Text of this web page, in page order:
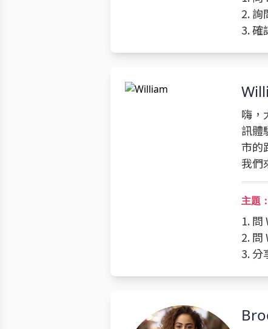
2. 詢
3. 確
嗨，
訊體
市的
我們
主題
1.
2.
3. 分